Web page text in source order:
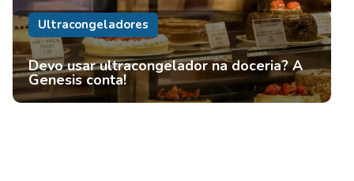
Ultracongeladores
Devo usar ultracongelador na doceria? A
Genesis conta!